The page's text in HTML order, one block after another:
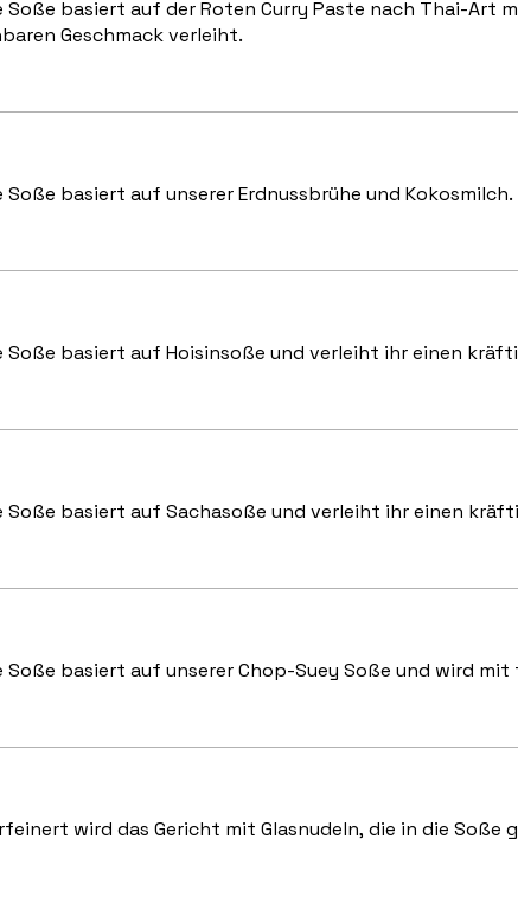
Soße basiert auf der Roten Curry Paste nach Thai-Art
Geschmack verleiht.
basiert auf unserer Erdnussbrühe und Kokosmilch.
Soße basiert auf Hoisinsoße und verleiht ihr einen
Rindfleisch mit verschiedenem Gemüse und Reis. Die Soße
Soße basiert auf unserer Chop-Suey Soße und wird
wird das Gericht mit Glasnudeln, die in die